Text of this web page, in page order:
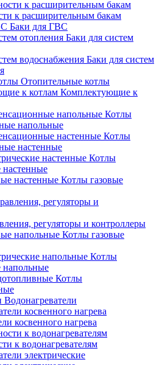
к расширительным бакам
Баки для ГВС
Баки для систем
Баки для систем
Отопительные котлы
Комплектующие к
Котлы
напольные
Котлы
настенные
Котлы
настенные
Котлы газовые
регуляторы и контроллеры
Котлы газовые
Котлы
напольные
Котлы
Водонагреватели
косвенного нагрева
к водонагревателям